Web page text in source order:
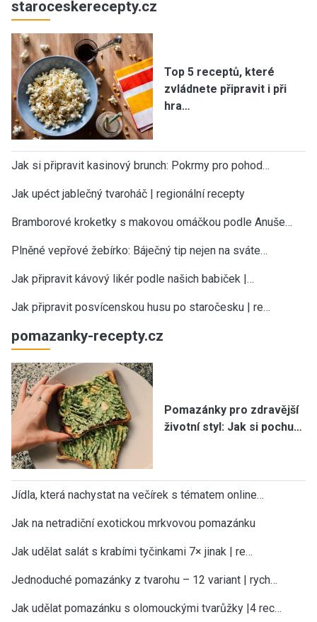
staroceskerecepty.cz
Top 5 receptů, které
zvládnete připravit i při
hra…
Jak si připravit kasinový brunch: Pokrmy pro pohod…
Jak upéct jablečný tvaroháč | regionální recepty
Bramborové kroketky s makovou omáčkou podle Anuše…
Plněné vepřové žebírko: Báječný tip nejen na sváte…
Jak připravit kávový likér podle našich babiček |…
Jak připravit posvícenskou husu po staročesku | re…
pomazanky-recepty.cz
Pomazánky pro zdravější
životní styl: Jak si pochu…
Jídla, která nachystat na večírek s tématem online…
Jak na netradiční exotickou mrkvovou pomazánku
Jak udělat salát s krabími tyčinkami 7× jinak | re…
Jednoduché pomazánky z tvarohu – 12 variant | rych…
Jak udělat pomazánku s olomouckými tvarůžky |4 rec…